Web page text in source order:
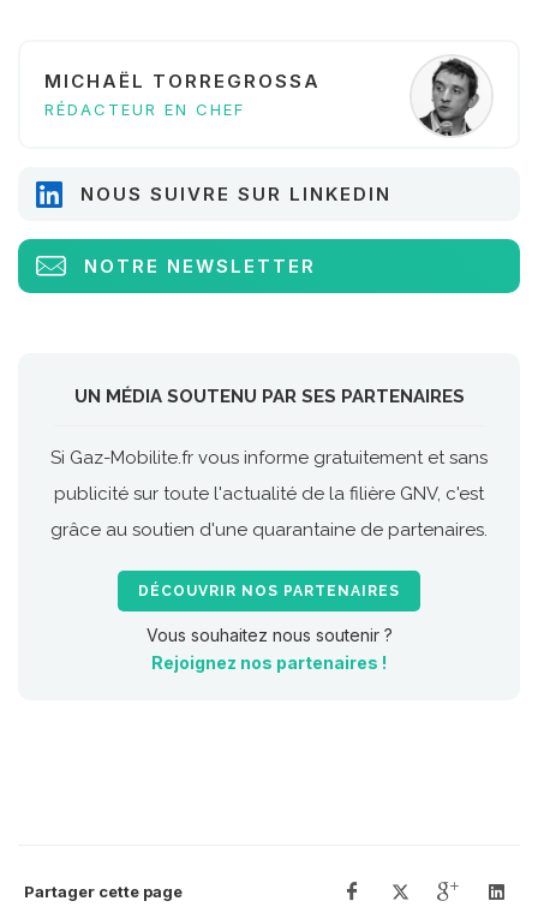
MICHAËL TORREGROSSA
RÉDACTEUR EN CHEF
NOUS SUIVRE SUR LINKEDIN
NOTRE NEWSLETTER
UN MÉDIA SOUTENU PAR SES PARTENAIRES
Si Gaz-Mobilite.fr vous informe gratuitement et sans
publicité sur toute l'actualité de la filière GNV, c'est
grâce au soutien d'une quarantaine de partenaires.
DÉCOUVRIR NOS PARTENAIRES
Vous souhaitez nous soutenir ?
Rejoignez nos partenaires !
Partager cette page